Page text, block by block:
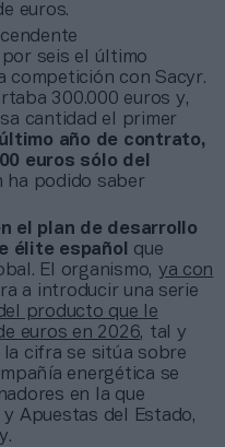
euros.
seis el último
competición con Sacyr.
300.000 euros y,
cantidad el primer
último año de contrato,
euros sólo del
ha podido saber
el plan de desarrollo
élite español
que
El organismo, ya con
a introducir una serie
producto que le
euros en 2026, tal y
la cifra se sitúa sobre
energética se
en la que
Apuestas del Estado,